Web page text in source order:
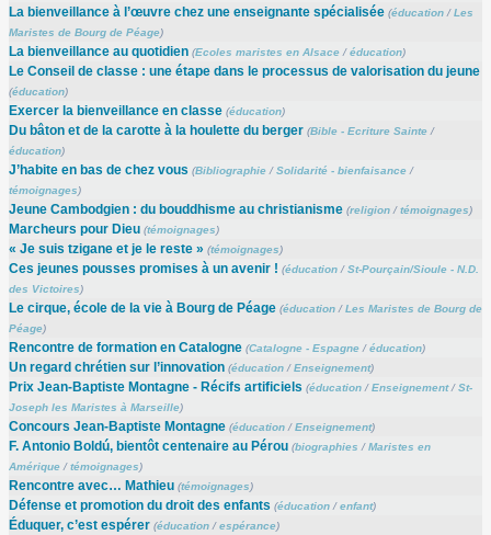
La bienveillance à l’œuvre chez une enseignante spécialisée (éducation/Les
Maristes de Bourg de Péage)
La bienveillance au quotidien (Ecoles maristes en Alsace/éducation)
Le Conseil de classe : une étape dans le processus de valorisation du jeune
(éducation)
Exercer la bienveillance en classe (éducation)
Du bâton et de la carotte à la houlette du berger (Bible - Ecriture Sainte/
éducation)
J’habite en bas de chez vous (Bibliographie/Solidarité - bienfaisance/
témoignages)
Jeune Cambodgien : du bouddhisme au christianisme (religion/témoignages)
Marcheurs pour Dieu (témoignages)
« Je suis tzigane et je le reste » (témoignages)
Ces jeunes pousses promises à un avenir ! (éducation/St-Pourçain/Sioule - N.D.
des Victoires)
Le cirque, école de la vie à Bourg de Péage (éducation/Les Maristes de Bourg de
Péage)
Rencontre de formation en Catalogne (Catalogne - Espagne/éducation)
Un regard chrétien sur l’innovation (éducation/Enseignement)
Prix Jean-Baptiste Montagne - Récifs artificiels (éducation/Enseignement/St-
Joseph les Maristes à Marseille)
Concours Jean-Baptiste Montagne (éducation/Enseignement)
F. Antonio Boldú, bientôt centenaire au Pérou (biographies /Maristes en
Amérique/témoignages)
Rencontre avec… Mathieu (témoignages)
Défense et promotion du droit des enfants (éducation/enfant)
Éduquer, c’est espérer (éducation/espérance)